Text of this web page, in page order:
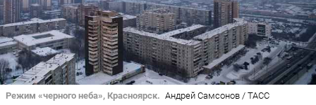
Режим «черного неба», Красноярск. Андрей Самсонов / ТАСС